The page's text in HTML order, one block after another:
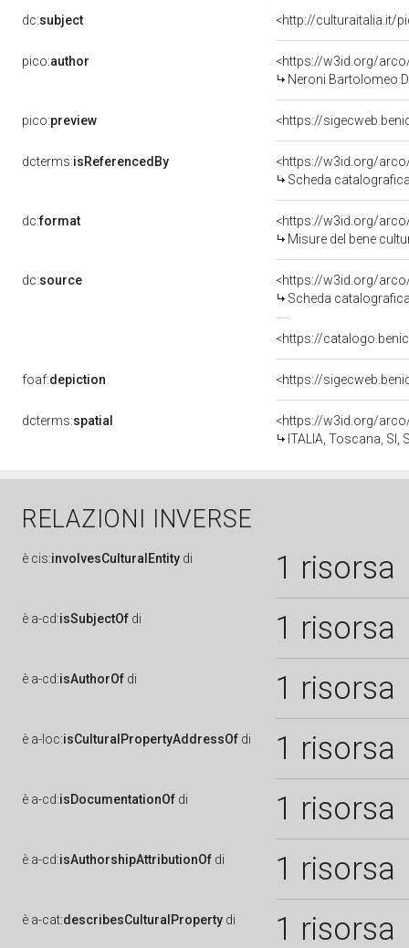
dc:subject <http://culturaitalia.it/
pico:author
<https://w3id.org/
Neroni Bartolomeo
pico:preview
dcterms:isReferencedBy
<https://w3id.org/
Scheda
dc:format
<https://w3id.org/
Misure del bene
dc:source
<https://w3id.org/
Scheda
<https://
foaf:depiction
dcterms:spatial
<https://w3id.org/
ITALIA, Toscana, SI,
RELAZIONI INVERSE
è cis:involvesCulturalEntity di 1 risorsa
è a-cd:isSubjectOf di 1 risorsa
è a-cd:isAuthorOf di 1 risorsa
è a-loc:isCulturalPropertyAddressOf di 1 risorsa
è a-cd:isDocumentationOf di 1 risorsa
è a-cd:isAuthorshipAttributionOf di 1 risorsa
è a-cat:describesCulturalProperty di 1 risorsa